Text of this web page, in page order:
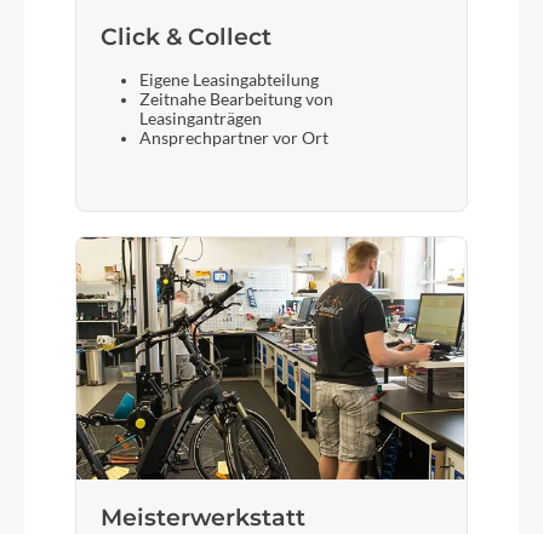
Click & Collect
Eigene Leasingabteilung
Zeitnahe Bearbeitung von
Leasinganträgen
Ansprechpartner vor Ort
Meisterwerkstatt